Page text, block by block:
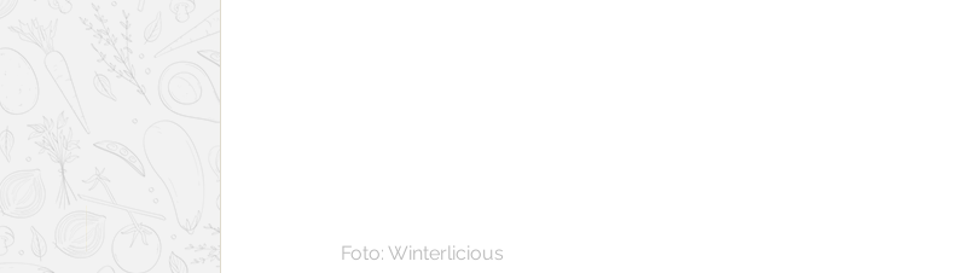
Foto: Winterlicious